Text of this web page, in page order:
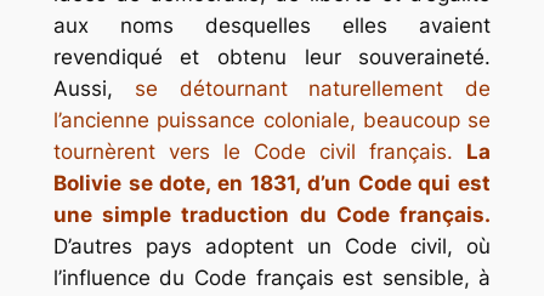
aux noms desquelles elles avaient
revendiqué et obtenu leur souveraineté.
Aussi, se détournant naturellement de
l’ancienne puissance coloniale, beaucoup se
tournèrent vers le Code civil français. La
Bolivie se dote, en 1831, d’un Code qui est
une simple traduction du Code français.
D’autres pays adoptent un Code civil, où
l’influence du Code français est sensible, à